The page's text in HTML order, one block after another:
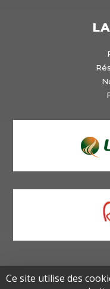
Ce site utilise des